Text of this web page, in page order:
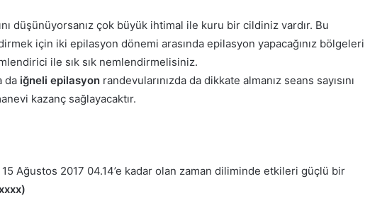
düşünüyorsanız çok büyük ihtimal ile kuru bir cildiniz vardır. Bu
için iki epilasyon dönemi arasında epilasyon yapacağınız bölgeleri
ile sık sık nemlendirmelisiniz.
da iğneli epilasyon randevularınızda da dikkate almanız seans sayısını
kazanç sağlayacaktır.
15 Ağustos 2017 04.14’e kadar olan zaman diliminde etkileri güçlü bir